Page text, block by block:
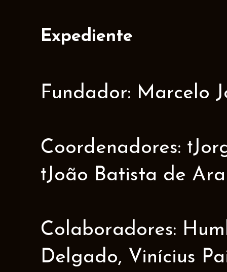
Expediente
Fundador: Marcelo
Coordenadores:
†João Batista de
Colaboradores:
Delgado, Vinícius